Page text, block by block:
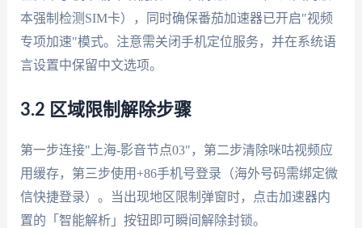
本强制检测SIM卡），同时确保番茄加速器已开启"视频
专项加速"模式。注意需关闭手机定位服务，并在系统语
言设置中保留中文选项。
3.2 区域限制解除步骤
第一步连接"上海-影音节点03"，第二步清除咪咕视频应
用缓存，第三步使用+86手机号登录（海外号码需绑定微
信快捷登录）。当出现地区限制弹窗时，点击加速器内
置的「智能解析」按钮即可瞬间解除封锁。